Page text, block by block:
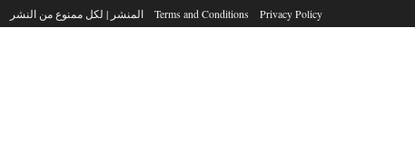
Privacy Policy
Terms and Conditions المنشر | لكل ممنوع من النشر